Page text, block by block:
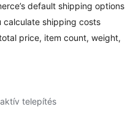
default shipping options
calculate shipping costs
price, item count, weight,
telepítés